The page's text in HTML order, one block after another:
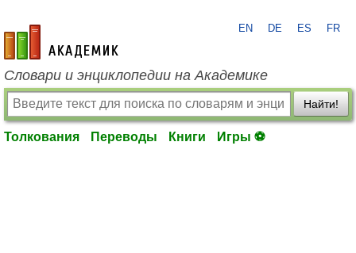
academic.ru
EN DE ES FR
Словари и энциклопедии на Академике
Найти!
Толкования Переводы Книги Игры ⚽